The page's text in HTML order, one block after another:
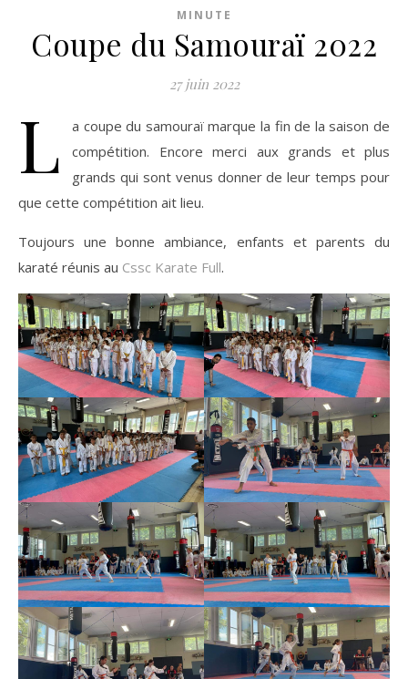
MINUTE
Coupe du Samouraï 2022
27 juin 2022
L
a coupe du samouraï marque la fin de la saison de
compétition. Encore merci aux grands et plus
grands qui sont venus donner de leur temps pour
que cette compétition ait lieu.
Toujours une bonne ambiance, enfants et parents du
karaté réunis au Cssc Karate Full.